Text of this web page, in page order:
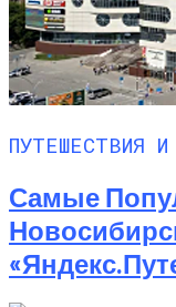
ПУТЕШЕСТВИЯ И
Самые